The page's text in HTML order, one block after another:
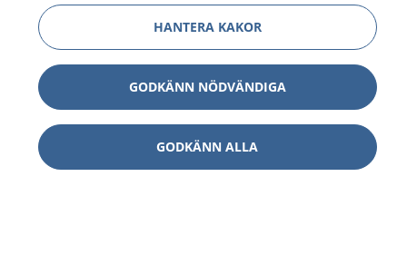
HANTERA KAKOR
GODKÄNN NÖDVÄNDIGA
GODKÄNN ALLA